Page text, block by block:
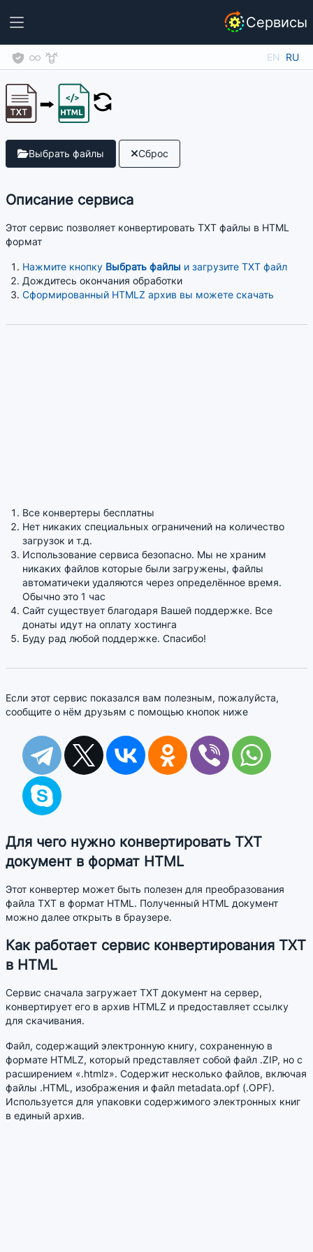
Сервисы
EN RU
Выбрать файлы Сброс
Описание сервиса
Этот сервис позволяет конвертировать TXT файлы в HTML
формат
Нажмите кнопку Выбрать файлы и загрузите TXT файл
Дождитесь окончания обработки
Сформированный HTMLZ архив вы можете скачать
Все конвертеры бесплатны
Нет никаких специальных ограничений на количество
загрузок и т.д.
Использование сервиса безопасно. Мы не храним
никаких файлов которые были загружены, файлы
автоматичеки удаляются через определённое время.
Обычно это 1 час
Сайт существует благодаря Вашей поддержке. Все
донаты идут на оплату хостинга
Буду рад любой поддержке. Спасибо!
Если этот сервис показался вам полезным, пожалуйста,
сообщите о нём друзьям с помощью кнопок ниже
Для чего нужно конвертировать TXT
документ в формат HTML
Этот конвертер может быть полезен для преобразования
файла TXT в формат HTML. Полученный HTML документ
можно далее открыть в браузере.
Как работает сервис конвертирования TXT
в HTML
Сервис сначала загружает TXT документ на сервер,
конвертирует его в архив HTMLZ и предоставляет ссылку
для скачивания.
Файл, содержащий электронную книгу, сохраненную в
формате HTMLZ, который представляет собой файл .ZIP, но с
расширением «.htmlz». Содержит несколько файлов, включая
файлы .HTML, изображения и файл metadata.opf (.OPF).
Используется для упаковки содержимого электронных книг
в единый архив.